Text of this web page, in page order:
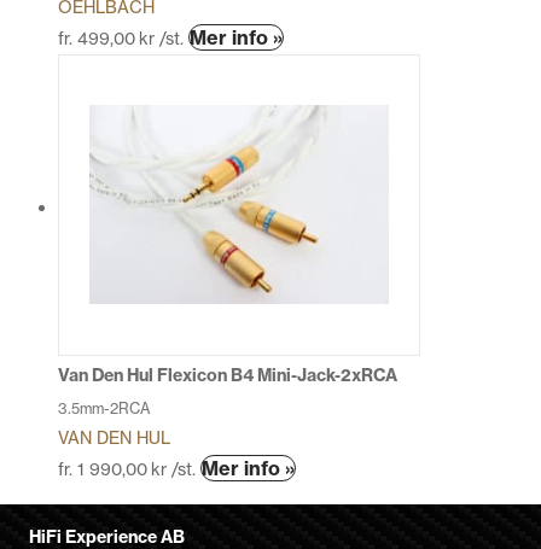
OEHLBACH
fr. 499,00 kr /st. Mer info »Den
har
olika
väljas
produktsidan
Van Den Hul Flexicon B4 Mini-Jack-2xRCA
3.5mm-2RCA
VAN DEN HUL
fr. 1 990,00 kr /st. Mer info »Den
HiFi Experience AB